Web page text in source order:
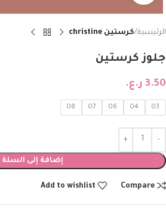
الرئيسية كرستين christine
جلوز كرستين
3.50 ر.ع.
03
04
06
07
08
إضافة إلى السلة
Compare
Add to wishlist